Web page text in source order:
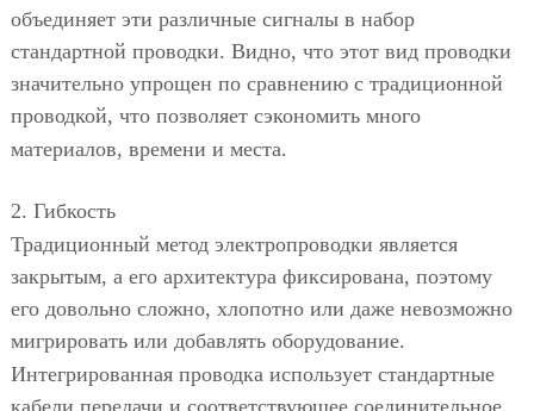
объединяет эти различные сигналы в набор
стандартной проводки. Видно, что этот вид проводки
значительно упрощен по сравнению с традиционной
проводкой, что позволяет сэкономить много
материалов, времени и места.
2. Гибкость
Традиционный метод электропроводки является
закрытым, а его архитектура фиксирована, поэтому
его довольно сложно, хлопотно или даже невозможно
мигрировать или добавлять оборудование.
Интегрированная проводка использует стандартные
кабели передачи и соответствующее соединительное